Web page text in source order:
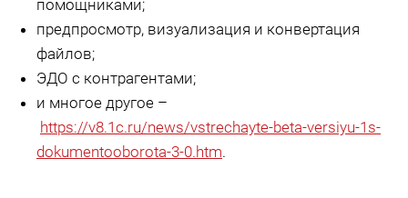
помощниками;
предпросмотр, визуализация и конвертация
файлов;
ЭДО с контрагентами;
и многое другое –
https://v8.1c.ru/news/vstrechayte-beta-versiyu-1s-
dokumentooborota-3-0.htm.